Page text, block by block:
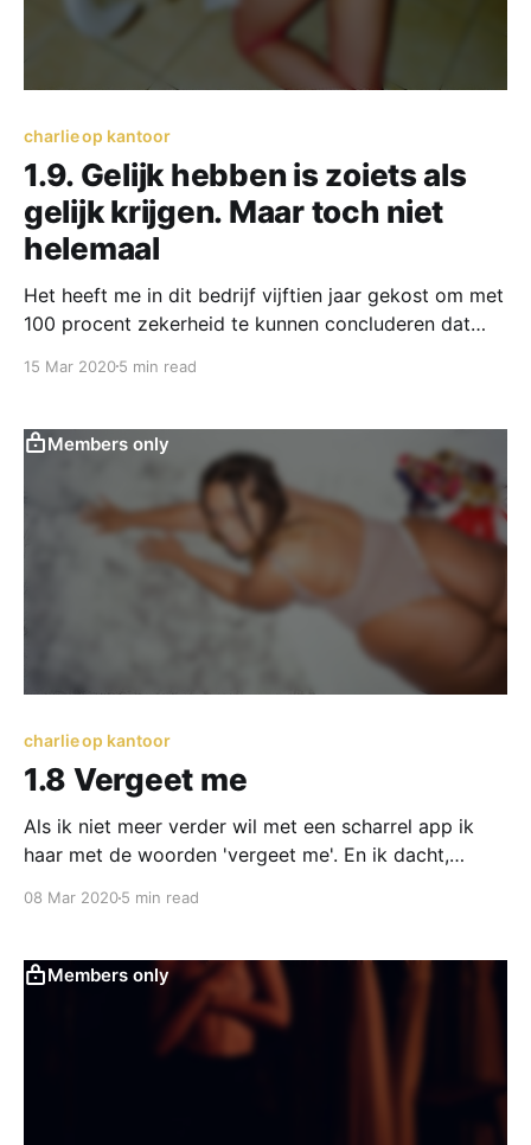
charlie op kantoor
1.9. Gelijk hebben is zoiets als
gelijk krijgen. Maar toch niet
helemaal
Het heeft me in dit bedrijf vijftien jaar gekost om met
100 procent zekerheid te kunnen concluderen dat
bezig is. Dus hoe kan ik begrepen worden als
15 Mar 20205 min read
Members only
charlie op kantoor
1.8 Vergeet me
Als ik niet meer verder wil met een scharrel app ik
haar met de woorden 'vergeet me'. En ik dacht,
08 Mar 20205 min read
Members only